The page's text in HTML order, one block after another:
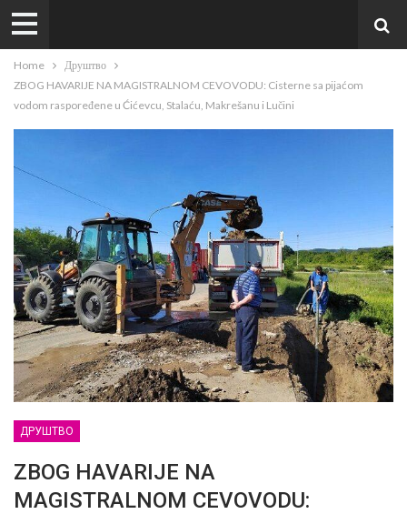
Home
Друштво
ZBOG HAVARIJE NA MAGISTRALNOM CEVOVODU: Cisterne sa pijaćom
vodom raspoređene u Ćićevcu, Stalaću, Makrešanu i Lučini
ДРУШТВО
ZBOG HAVARIJE NA
MAGISTRALNOM CEVOVODU: